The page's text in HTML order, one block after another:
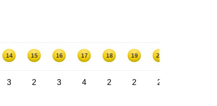
14 15 16 17 18 19 20
3 2 3 4 2 2 2